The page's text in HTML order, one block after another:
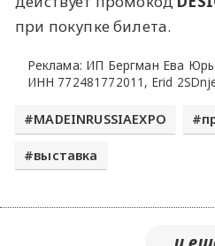
при покупке билета.
Реклама: ИП Бергман Ева
ИНН 772481772011, Erid
MADEINRUSSIAEXPO
выставка